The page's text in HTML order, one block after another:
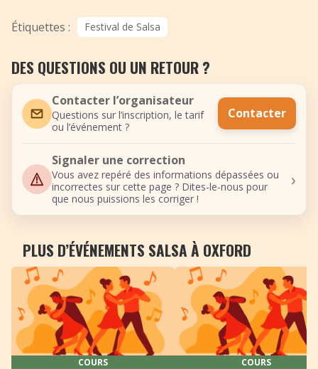
Étiquettes : Festival de Salsa
DES QUESTIONS OU UN RETOUR ?
Contacter l’organisateur
Questions sur l’inscription, le tarif
ou l’événement ?
Contacter
Signaler une correction
Vous avez repéré des informations dépassées ou
incorrectes sur cette page ? Dites-le-nous pour
que nous puissions les corriger !
›
PLUS D’ÉVÉNEMENTS SALSA À OXFORD
COURS COURS